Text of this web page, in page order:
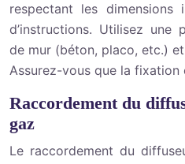
respectant les dimensions
d’instructions. Utilisez une
de mur (béton, placo, etc.)
Assurez-vous que la fixation
Raccordement du
gaz
Le raccordement du